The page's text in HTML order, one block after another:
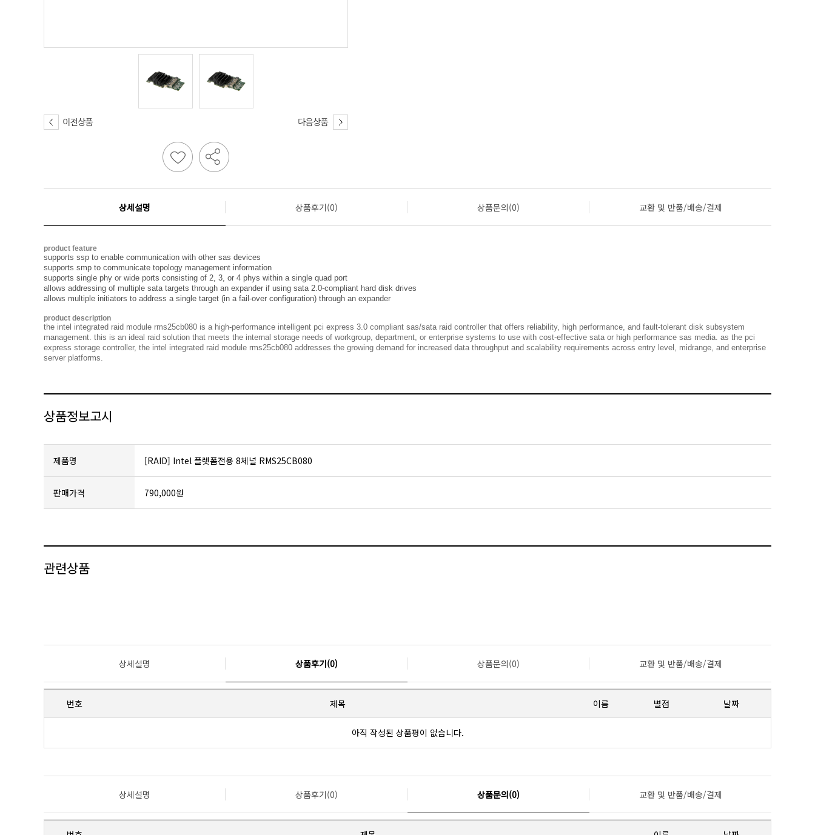
상세설명 상품후기(0) 상품문의(0) 교환 및 반품/배송/결제
product feature
supports ssp to enable communication with other sas devices
supports smp to communicate topology management information
supports single phy or wide ports consisting of 2, 3, or 4 phys within a single quad port
allows addressing of multiple sata targets through an expander if using sata 2.0-compliant hard disk drives
allows multiple initiators to address a single target (in a fail-over configuration) through an expander
product description
server platforms.
상품정보고시
제품명 [RAID] Intel 플렛폼전용 8체널 RMS25CB080
판매가격 790,000원
관련상품
상세설명 상품후기(0) 상품문의(0) 교환 및 반품/배송/결제
번호 제목 이름 별점 날짜
아직 작성된 상품평이 없습니다.
상세설명 상품후기(0) 상품문의(0) 교환 및 반품/배송/결제